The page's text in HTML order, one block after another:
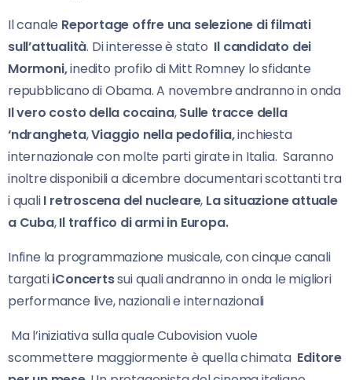
Il canale Reportage offre una selezione di filmati
sull’attualità. Di interesse è stato Il candidato dei
Mormoni,inedito profilo di Mitt Romney lo sfidante
repubblicano di Obama. A novembre andranno in onda
Il vero costo della cocaina,Sulle tracce della
‘ndrangheta,Viaggio nella pedofilia,inchiesta
internazionale con molte parti girate in Italia. Saranno
inoltre disponibili a dicembre documentari scottanti tra
i qualiI retroscena del nucleare, La situazione attuale
a Cuba,Il traffico di armi in Europa.
Infine la programmazione musicale, con cinque canali
targatiiConcertssui quali andranno in onda le migliori
performance live, nazionali e internazionali
Ma l’iniziativa sulla quale Cubovision vuole
scommettere maggiormente è quella chimata Editore